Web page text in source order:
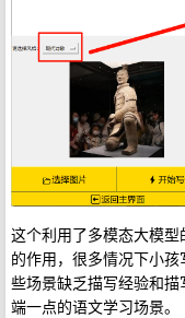
这个利用了多模态大模
的作用，很多情况下小
些场景缺乏描写经验和
端一点的语文学习场景。